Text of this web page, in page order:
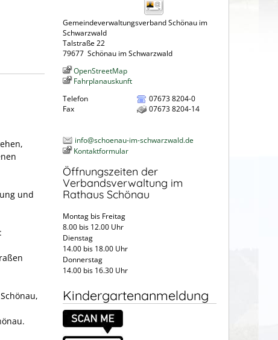
und
Gemeindeverwaltungsverband Schönau im
Schwarzwald
Talstraße 22
79677 Schönau im Schwarzwald
OpenStreetMap
Fahrplanauskunft
Telefon
07673 8204-0
Fax
07673 8204-14
info@schoenau-im-schwarzwald.de
Kontaktformular
Öffnungszeiten der
Verbandsverwaltung im
Rathaus Schönau
Montag bis Freitag
8.00 bis 12.00 Uhr
Dienstag
14.00 bis 18.00 Uhr
Donnerstag
14.00 bis 16.30 Uhr
Kindergartenanmeldung